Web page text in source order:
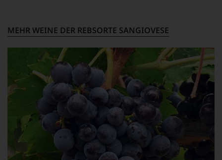
dem
und
Punkte-
System.
Wir
Ihnen
auf
diesem
MEHR WEINE DER REBSORTE SANGIOVESE